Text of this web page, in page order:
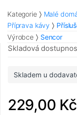
Kategorie Malé
Příprava kávy
Výrobce
Sencor
Skladová
Skladem u
229,00 Kč